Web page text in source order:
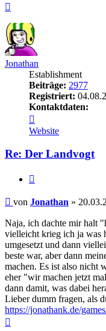
Jonathan
Establishment
Beiträge: 2977
Registriert:
Kontaktdaten:
von
Jonathan
Website
Re: Der Landvogt
Beitrag
von Jonathan »
Naja, ich dachte mir halt
vielleicht krieg ich ja was
umgesetzt und dann
beste war, aber dann
machen. Es ist also nicht
eher "wir machen jetzt
dann damit, was dabei
Lieber dumm fragen, als
https://jonathank.de/